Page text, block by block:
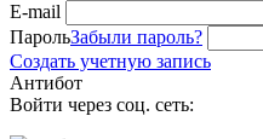
E-mail
ПарольЗабыли пароль?
Создать учетную запись
Антибот
Войти через соц. сеть: